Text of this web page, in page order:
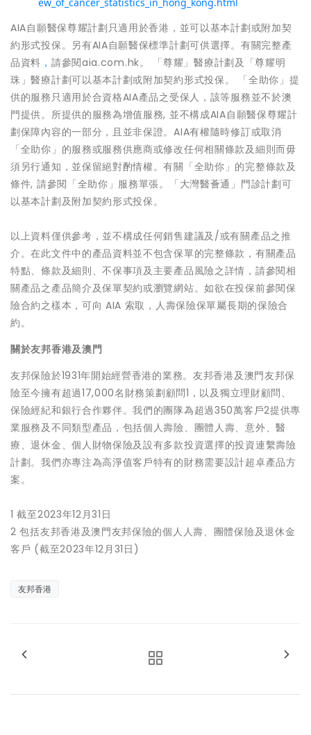
AIA自願醫保尊耀計劃只適用於香港，並可以基本計劃或附加契
約形式投保。另有AIA自願醫保標準計劃可供選擇。有關完整產
品資料 ， 請參閱aia.com.hk。 「尊耀」醫療計劃及「尊耀明
珠」醫療計劃可以基本計劃或附加契約形式投保。 「全助你」提
供的服務只適用於合資格AIA產品之受保人，該等服務並不於澳
門提供。所提供的服務為增值服務, 並不構成AIA自願醫保尊耀計
劃保障內容的一部分，且並非保證。AIA有權隨時修訂或取消
「全助你」的服務或服務供應商或修改任何相關條款及細則而毋
須另行通知，並保留絕對酌情權。有關「全助你」的完整條款及
條件, 請參閱「全助你」服務單張。「大灣醫薈通」門診計劃可
以基本計劃及附加契約形式投保。
以上資料僅供參考，並不構成任何銷售建議及/或有關產品之推
介。在此文件中的產品資料並不包含保單的完整條款，有關產品
特點、條款及細則、不保事項及主要產品風險之詳情，請參閱相
關產品之產品簡介及保單契約或瀏覽網站。如欲在投保前參閱保
險合約之樣本，可向 AIA 索取，人壽保險保單屬長期的保險合
約。
關於友邦香港及澳門
友邦保險於1931年開始經營香港的業務。友邦香港及澳門友邦保
險至今擁有超過17,000名財務策劃顧問1，以及獨立理財顧問、
保險經紀和銀行合作夥伴。我們的團隊為超過350萬客戶2提供專
業服務及不同類型產品，包括個人壽險、團體人壽、意外、醫
療、退休金、個人財物保險及設有多款投資選擇的投資連繫壽險
計劃。我們亦專注為高淨值客戶特有的財務需要設計超卓產品方
案。
1 截至2023年12月31日
2 包括友邦香港及澳門友邦保險的個人人壽、團體保險及退休金
客戶 (截至2023年12月31日)
友邦香港